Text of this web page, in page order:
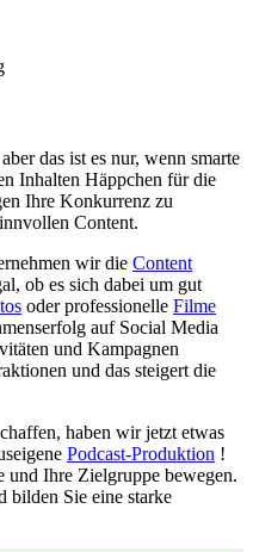
das ist es nur, wenn smarte
Inhalten Häppchen für die
Ihre Konkurrenz zu
Content.
wir die Content
ob es sich dabei um gut
oder professionelle Filme
auf Social Media
und Kampagnen
und das steigert die
haben wir jetzt etwas
Podcast-Produktion !
und Ihre Zielgruppe bewegen.
bilden Sie eine starke